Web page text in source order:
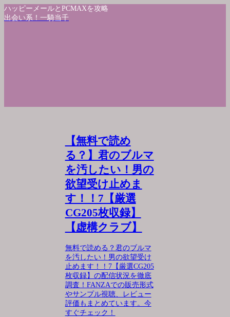
ハッピーメールとPCMAXを攻略
出会い系！一騎当千
【無料で読め
る？】君のブルマ
を汚したい！男の
欲望受け止めま
す！！7【厳選
CG205枚収録】
【虚構クラブ】
無料で読める？君のブルマ
を汚したい！男の欲望受け
止めます！！7【厳選CG205
枚収録】の配信状況を徹底
調査！FANZAでの販売形式
やサンプル視聴、レビュー
評価もまとめています。今
すぐチェック！